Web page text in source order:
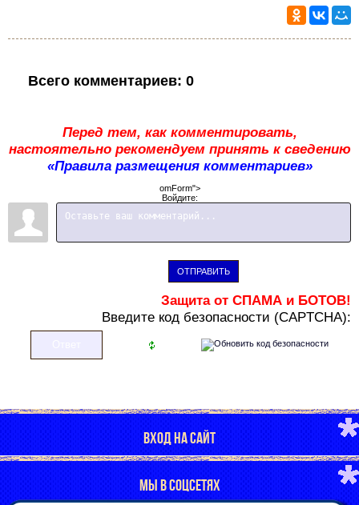
Всего комментариев: 0
Перед тем, как комментировать,
настоятельно рекомендуем принять к сведению
«Правила размещения комментариев»
omForm">
Войдите:
ОТПРАВИТЬ
Защита от СПАМА и БОТОВ!
Введите код безопасности (CAPTCHA):
ВХОД НА САЙТ
МЫ В СОЦСЕТЯХ